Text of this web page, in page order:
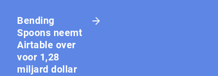
Bending
Spoons neemt
Airtable over
voor 1,28
miljard dollar